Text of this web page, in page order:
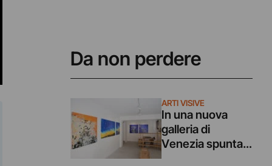
Da non perdere
ARTI VISIVE
In una nuova
galleria di
Venezia spunta
la mostra di un